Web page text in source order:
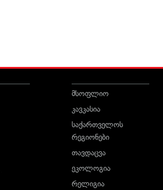
მსოფლიო
კავკასია
საქართველოს
რეგიონები
თავდაცვა
ეკოლოგია
რელიგია